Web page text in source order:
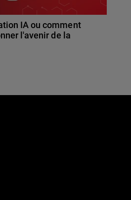
IA ou comment
l'avenir de la